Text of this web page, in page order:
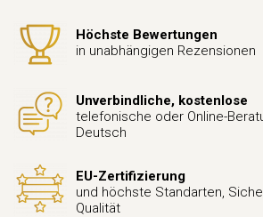
Höchste Bewertungen
in unabhängigen Rezensionen
Unverbindliche, kostenlose
telefonische oder Online-
Deutsch
EU-Zertifizierung
und höchste Standarten,
Qualität